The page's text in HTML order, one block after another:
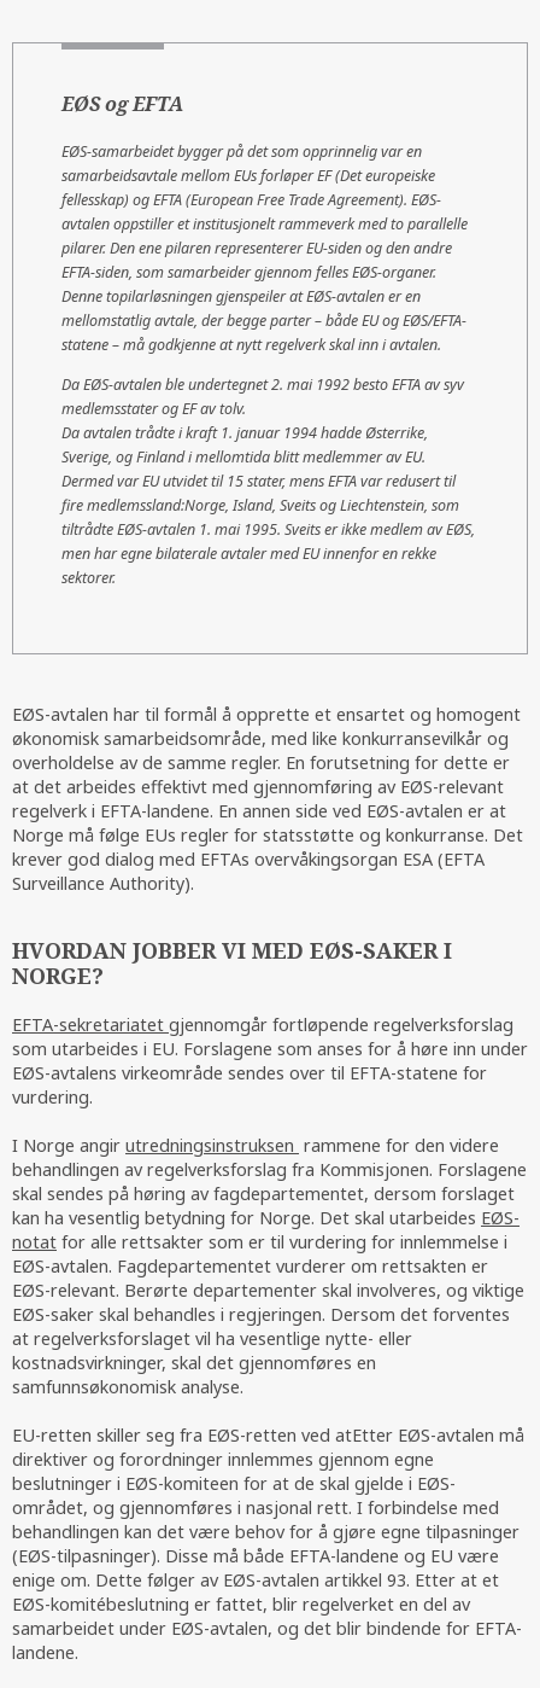
EØS og EFTA
EØS-samarbeidet bygger på det som opprinnelig var en
samarbeidsavtale mellom EUs forløper EF (Det europeiske
fellesskap) og EFTA (European Free Trade Agreement). EØS-
avtalen oppstiller et institusjonelt rammeverk med to parallelle
pilarer. Den ene pilaren representerer EU-siden og den andre
EFTA-siden, som samarbeider gjennom felles EØS-organer.
Denne topilarløsningen gjenspeiler at EØS-avtalen er en
mellomstatlig avtale, der begge parter – både EU og EØS/EFTA-
statene – må godkjenne at nytt regelverk skal inn i avtalen.
Da EØS-avtalen ble undertegnet 2. mai 1992 besto EFTA av syv
medlemsstater og EF av tolv.
Da avtalen trådte i kraft 1. januar 1994 hadde Østerrike,
Sverige, og Finland i mellomtida blitt medlemmer av EU.
Dermed var EU utvidet til 15 stater, mens EFTA var redusert til
fire medlemssland:Norge, Island, Sveits og Liechtenstein, som
tiltrådte EØS-avtalen 1. mai 1995. Sveits er ikke medlem av EØS,
men har egne bilaterale avtaler med EU innenfor en rekke
sektorer.
EØS-avtalen har til formål å opprette et ensartet og homogent
økonomisk samarbeidsområde, med like konkurransevilkår og
overholdelse av de samme regler. En forutsetning for dette er
at det arbeides effektivt med gjennomføring av EØS-relevant
regelverk i EFTA-landene. En annen side ved EØS-avtalen er at
Norge må følge EUs regler for statsstøtte og konkurranse. Det
krever god dialog med EFTAs overvåkingsorgan ESA (EFTA
Surveillance Authority).
HVORDAN JOBBER VI MED EØS-SAKER I
NORGE?
EFTA-sekretariatet gjennomgår fortløpende regelverksforslag
som utarbeides i EU. Forslagene som anses for å høre inn under
EØS-avtalens virkeområde sendes over til EFTA-statene for
vurdering.
I Norge angir utredningsinstruksen rammene for den videre
behandlingen av regelverksforslag fra Kommisjonen. Forslagene
skal sendes på høring av fagdepartementet, dersom forslaget
kan ha vesentlig betydning for Norge. Det skal utarbeides EØS-
notat for alle rettsakter som er til vurdering for innlemmelse i
EØS-avtalen. Fagdepartementet vurderer om rettsakten er
EØS-relevant. Berørte departementer skal involveres, og viktige
EØS-saker skal behandles i regjeringen. Dersom det forventes
at regelverksforslaget vil ha vesentlige nytte- eller
kostnadsvirkninger, skal det gjennomføres en
samfunnsøkonomisk analyse.
EU-retten skiller seg fra EØS-retten ved atEtter EØS-avtalen må
direktiver og forordninger innlemmes gjennom egne
beslutninger i EØS-komiteen for at de skal gjelde i EØS-
området, og gjennomføres i nasjonal rett. I forbindelse med
behandlingen kan det være behov for å gjøre egne tilpasninger
(EØS-tilpasninger). Disse må både EFTA-landene og EU være
enige om. Dette følger av EØS-avtalen artikkel 93. Etter at et
EØS-komitébeslutning er fattet, blir regelverket en del av
samarbeidet under EØS-avtalen, og det blir bindende for EFTA-
landene.